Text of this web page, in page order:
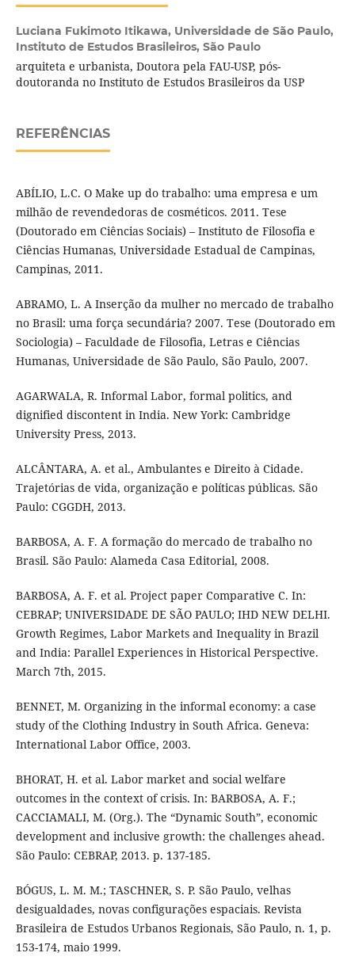
Luciana Fukimoto Itikawa, Universidade de São Paulo,
Instituto de Estudos Brasileiros, São Paulo
arquiteta e urbanista, Doutora pela FAU-USP, pós-
doutoranda no Instituto de Estudos Brasileiros da USP
REFERÊNCIAS
ABÍLIO, L.C. O Make up do trabalho: uma empresa e um
milhão de revendedoras de cosméticos. 2011. Tese
(Doutorado em Ciências Sociais) – Instituto de Filosofia e
Ciências Humanas, Universidade Estadual de Campinas,
Campinas, 2011.
ABRAMO, L. A Inserção da mulher no mercado de trabalho
no Brasil: uma força secundária? 2007. Tese (Doutorado em
Sociologia) – Faculdade de Filosofia, Letras e Ciências
Humanas, Universidade de São Paulo, São Paulo, 2007.
AGARWALA, R. Informal Labor, formal politics, and
dignified discontent in India. New York: Cambridge
University Press, 2013.
ALCÂNTARA, A. et al., Ambulantes e Direito à Cidade.
Trajetórias de vida, organização e políticas públicas. São
Paulo: CGGDH, 2013.
BARBOSA, A. F. A formação do mercado de trabalho no
Brasil. São Paulo: Alameda Casa Editorial, 2008.
BARBOSA, A. F. et al. Project paper Comparative C. In:
CEBRAP; UNIVERSIDADE DE SÃO PAULO; IHD NEW DELHI.
Growth Regimes, Labor Markets and Inequality in Brazil
and India: Parallel Experiences in Historical Perspective.
March 7th, 2015.
BENNET, M. Organizing in the informal economy: a case
study of the Clothing Industry in South Africa. Geneva:
International Labor Office, 2003.
BHORAT, H. et al. Labor market and social welfare
outcomes in the context of crisis. In: BARBOSA, A. F.;
CACCIAMALI, M. (Org.). The “Dynamic South”, economic
development and inclusive growth: the challenges ahead.
São Paulo: CEBRAP, 2013. p. 137-185.
BÓGUS, L. M. M.; TASCHNER, S. P. São Paulo, velhas
desigualdades, novas configurações espaciais. Revista
Brasileira de Estudos Urbanos Regionais, São Paulo, n. 1, p.
153-174, maio 1999.